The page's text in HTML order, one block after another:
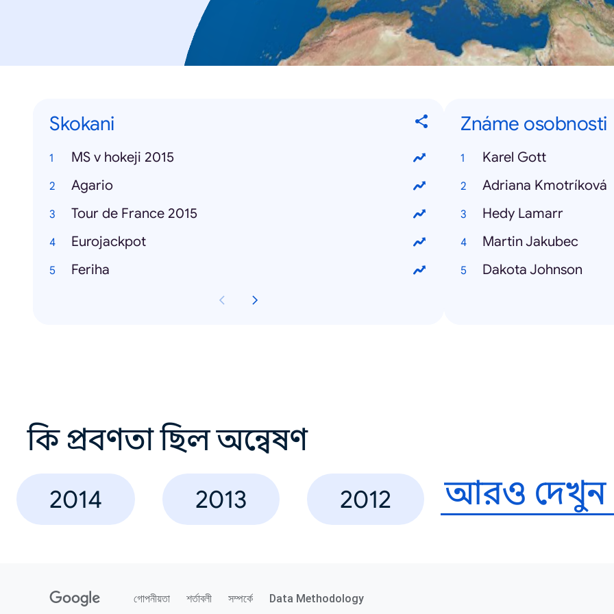
Skokani
MS v hokeji 2015
Agario
Tour de France 2015
Eurojackpot
Feriha
Známe osobnosti
Karel Gott
Adriana Kmotríková
Hedy Lamarr
Martin Jakubec
Dakota Johnson
কি প্রবণতা ছিল অন্বেষণ
2014 2013 2012 আরও দেখুন
গোপনীয়তা শর্তাবলী সম্পর্কে Data Methodology